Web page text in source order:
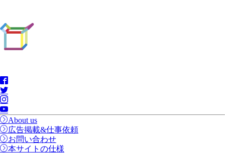
About us
広告掲載&仕事依頼
お問い合わせ
本サイトの仕様